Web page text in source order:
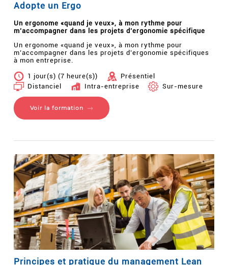
Adopte un Ergo
Un ergonome «quand je veux», à mon rythme pour
m’accompagner dans les projets d’ergonomie spécifique
Un ergonome «quand je veux», à mon rythme pour
m’accompagner dans les projets d’ergonomie spécifiques
à mon entreprise.
1 jour(s) (7 heure(s))
Présentiel
Distanciel
Intra-entreprise Sur-mesure
Voir la formation
Principes et pratique du management Lean